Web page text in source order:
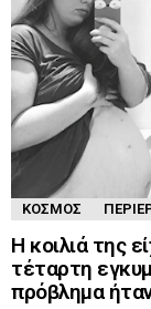
ΚΌΣΜΟΣ
Η κοιλιά της
τέταρτη
πρόβλημα